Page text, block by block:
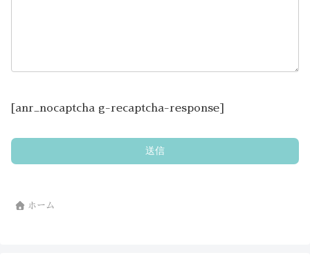
[anr_nocaptcha g-recaptcha-response]
ホーム